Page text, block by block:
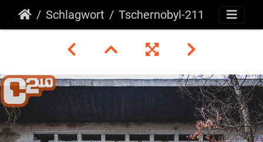
Schlagwort Tschernobyl-211